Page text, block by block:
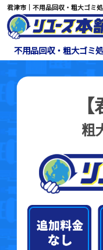
君津市｜不用品回収・粗大ゴミ
不用品回収・粗大ゴミ
粗